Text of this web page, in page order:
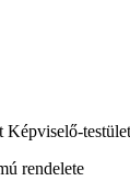
rendelete